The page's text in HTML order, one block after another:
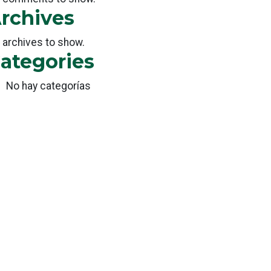
archives to show.
No hay categorías